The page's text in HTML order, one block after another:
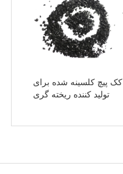
کک پیچ کلسینه شده برای
تولید کننده ریخته گری